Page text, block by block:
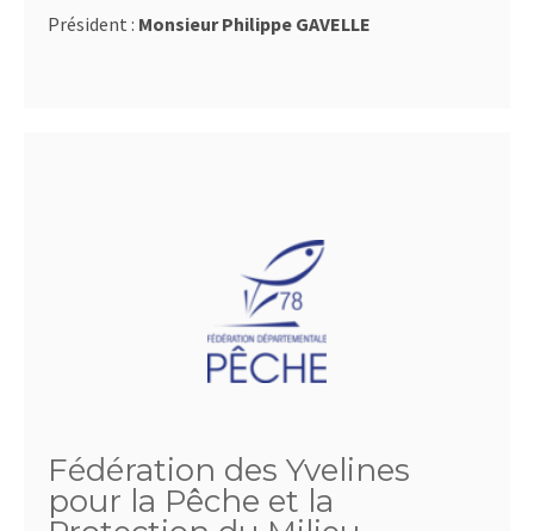
Président : Monsieur Philippe GAVELLE
Fédération des Yvelines
pour la Pêche et la